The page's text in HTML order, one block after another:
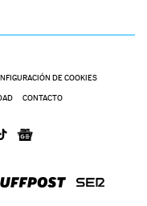
DE COOKIES
CONTACTO